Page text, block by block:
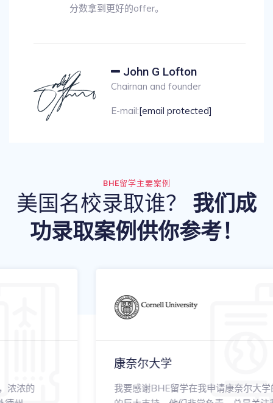
分数拿到更好的offer。
John G Lofton
Chairnan and founder
E-mail:[email protected]
BHE留学主要案例
美国名校录取谁？
我们成
功录取案例供你参考！
我要感谢BHE留学在我申请康奈尔大学的过程中给予